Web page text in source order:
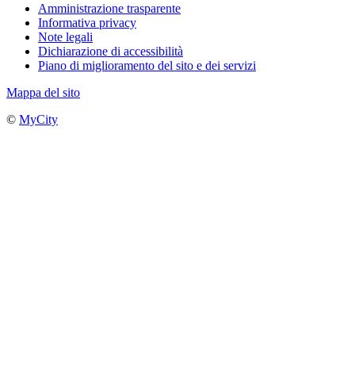
Amministrazione trasparente
Informativa privacy
Note legali
Dichiarazione di accessibilità
Piano di miglioramento del sito e dei servizi
Mappa del sito
© MyCity